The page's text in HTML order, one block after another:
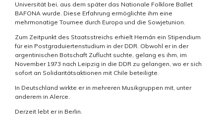
Universität bei, aus dem später das Nationale Folklore Ballet
BAFONA wurde. Diese Erfahrung ermöglichte ihm eine
mehrmonatige Tournee durch Europa und die Sowjetunion.
Zum Zeitpunkt des Staatsstreichs erhielt Hernán ein Stipendium
für ein Postgraduiertenstudium in der DDR. Obwohl er in der
argentinischen Botschaft Zuflucht suchte, gelang es ihm, im
November 1973 nach Leipzig in die DDR zu gelangen, wo er sich
sofort an Solidaritätsaktionen mit Chile beteiligte.
In Deutschland wirkte er in mehreren Musikgruppen mit, unter
anderem in Alerce.
Derzeit lebt er in Berlin.